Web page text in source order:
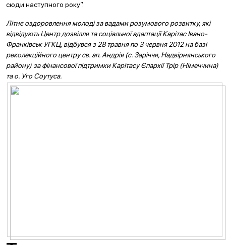
сюди наступного року”.
Літнє оздоровлення молоді за вадами розумового розвитку, які
відвідують Центр дозвілля та соціальної адаптації Карітас Івано-
Франківськ УГКЦ, відбувся з 28 травня по 3 червня 2012 на базі
реколекційного центру св. ап. Андрія (с. Заріччя, Надвірнянського
району) за фінансової підтримки Карітасу Єпархії Трір (Німеччина)
та о. Уго Соутуса.